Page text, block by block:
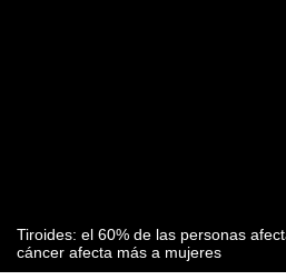
Tiroides: el 60% de las personas
cáncer afecta más a mujeres